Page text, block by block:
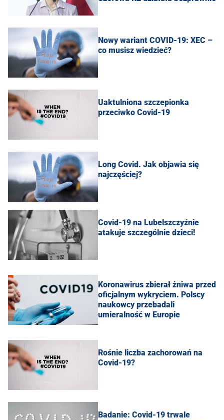
Nowy wariant COVID-19: XEC –
co musisz wiedzieć?
Uaktulniona szczepionka
przeciwko Covid-19
Long Covid. Jak objawia się
najczęściej?
Covid-19 na Lubelszczyźnie
atakuje szczególnie dzieci!
Koronawirus zbierał żniwa przed
oficjalnym wykryciem. Polscy
naukowcy przebadali
umieralność w Europie
Rośnie liczba zachorowań na
Covid-19?
Badanie: Covid-19 trwale